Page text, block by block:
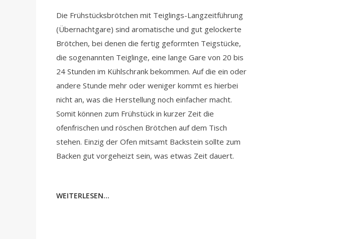
Die Frühstücksbrötchen mit Teiglings-Langzeitführung
(Übernachtgare) sind aromatische und gut gelockerte
Brötchen, bei denen die fertig geformten Teigstücke,
die sogenannten Teiglinge, eine lange Gare von 20 bis
24 Stunden im Kühlschrank bekommen. Auf die ein oder
andere Stunde mehr oder weniger kommt es hierbei
nicht an, was die Herstellung noch einfacher macht.
Somit können zum Frühstück in kurzer Zeit die
ofenfrischen und röschen Brötchen auf dem Tisch
stehen. Einzig der Ofen mitsamt Backstein sollte zum
Backen gut vorgeheizt sein, was etwas Zeit dauert.
WEITERLESEN...